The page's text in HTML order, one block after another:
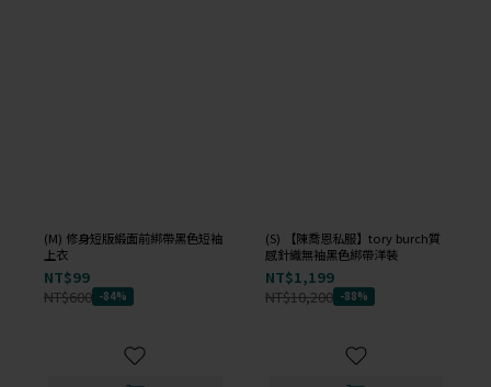
(M) 修身短版緞面前綁帶黑色短袖
上衣
NT$99
NT$600 -84%
(S) 【陳喬恩私服】tory burch質
感針織無袖黑色綁帶洋裝
NT$1,199
NT$10,200 -88%